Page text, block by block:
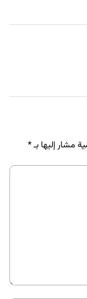
مشار إليها بـ*